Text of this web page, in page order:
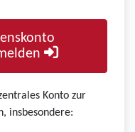
Konto zur
insbesondere: